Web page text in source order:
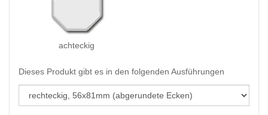
achteckig
Dieses Produkt gibt es in den folgenden Ausführungen